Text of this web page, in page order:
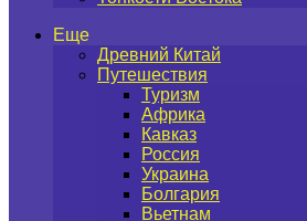
Еще
Древний Китай
Путешествия
Туризм
Африка
Кавказ
Россия
Украина
Болгария
Вьетнам